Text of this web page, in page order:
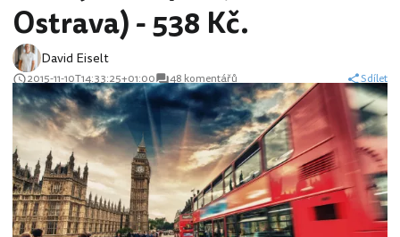
Ostrava) - 538 Kč.
David Eiselt
2015-11-10T14:33:25+01:00 48 komentářů Sdílet